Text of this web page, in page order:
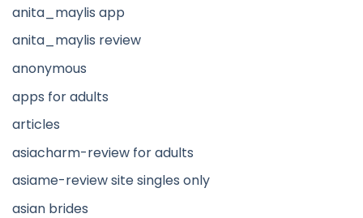
anita_maylis app
anita_maylis review
anonymous
apps for adults
articles
asiacharm-review for adults
asiame-review site singles only
asian brides